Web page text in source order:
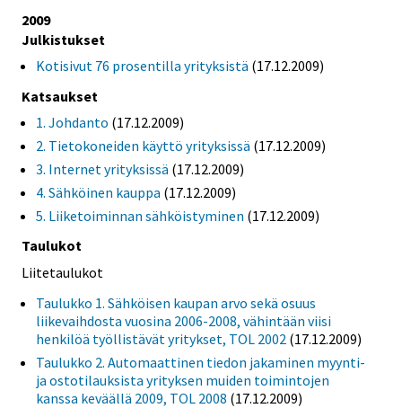
2009
Julkistukset
Kotisivut 76 prosentilla yrityksistä (17.12.2009)
Katsaukset
1. Johdanto (17.12.2009)
2. Tietokoneiden käyttö yrityksissä (17.12.2009)
3. Internet yrityksissä (17.12.2009)
4. Sähköinen kauppa (17.12.2009)
5. Liiketoiminnan sähköistyminen (17.12.2009)
Taulukot
Liitetaulukot
Taulukko 1. Sähköisen kaupan arvo sekä osuus
liikevaihdosta vuosina 2006-2008, vähintään viisi
henkilöä työllistävät yritykset, TOL 2002 (17.12.2009)
Taulukko 2. Automaattinen tiedon jakaminen myynti-
ja ostotilauksista yrityksen muiden toimintojen
kanssa keväällä 2009, TOL 2008 (17.12.2009)